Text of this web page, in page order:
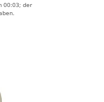
00:03; der